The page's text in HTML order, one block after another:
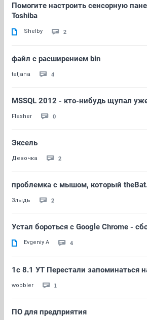
Помогите настроить сенсорную
Toshiba
Shelby 2
файл с расширением bin
tatjana 4
MSSQL 2012 - кто-нибудь щупал
Flasher 0
Эксель
Девочка 2
проблемка с мышом, который
Злыдь 2
Устал бороться с Google Chrome -
Evgeniy A 4
1с 8.1 УТ Перестали запоминаться
wobbler 1
ПО для предприятия